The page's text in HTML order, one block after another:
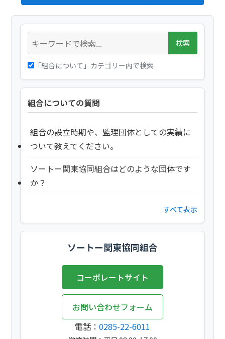
検索
「組合について」カテゴリー内で検索
組合についての質問
組合の設立時期や、監理団体としての実績に
ついて教えてください。
ソートー関東協同組合はどのような団体です
か？
すべて表示
ソートー関東協同組合
コーポレートサイト
お問い合わせフォーム
電話： 0285-22-6011